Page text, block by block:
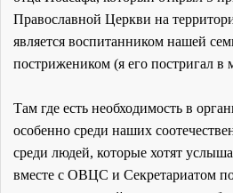
Православной Церкви на
является воспитанником нашей
пострижеником (я его постригал в
Там где есть необходимость в
особенно среди наших
среди людей, которые хотят
вместе с ОВЦС и Секретариатом